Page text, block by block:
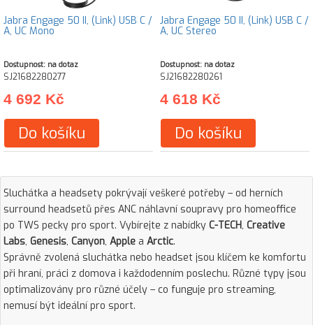
Jabra Engage 50 II, (Link) USB C /
A, UC Mono
Dostupnost: na dotaz
SJ21682280277
4 692 Kč
Do košíku
Jabra Engage 50 II, (Link) USB C /
A, UC Stereo
Dostupnost: na dotaz
SJ21682280261
4 618 Kč
Do košíku
Sluchátka a headsety pokrývají veškeré potřeby – od herních
surround headsetů přes ANC náhlavní soupravy pro homeoffice
po TWS pecky pro sport. Vybírejte z nabídky C-TECH, Creative
Labs, Genesis, Canyon, Apple a Arctic.
Správně zvolená sluchátka nebo headset jsou klíčem ke komfortu
při hraní, práci z domova i každodenním poslechu. Různé typy jsou
optimalizovány pro různé účely – co funguje pro streaming,
nemusí být ideální pro sport.